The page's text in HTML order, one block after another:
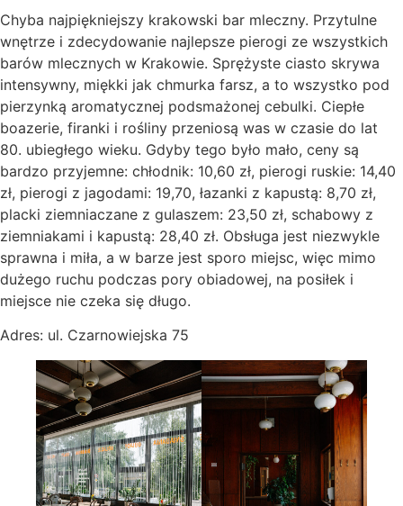
Chyba najpiękniejszy krakowski bar mleczny. Przytulne
wnętrze i zdecydowanie najlepsze pierogi ze wszystkich
barów mlecznych w Krakowie. Sprężyste ciasto skrywa
intensywny, miękki jak chmurka farsz, a to wszystko pod
pierzynką aromatycznej podsmażonej cebulki. Ciepłe
boazerie, firanki i rośliny przeniosą was w czasie do lat
80. ubiegłego wieku. Gdyby tego było mało, ceny są
bardzo przyjemne: chłodnik: 10,60 zł, pierogi ruskie: 14,40
zł, pierogi z jagodami: 19,70, łazanki z kapustą: 8,70 zł,
placki ziemniaczane z gulaszem: 23,50 zł, schabowy z
ziemniakami i kapustą: 28,40 zł. Obsługa jest niezwykle
sprawna i miła, a w barze jest sporo miejsc, więc mimo
dużego ruchu podczas pory obiadowej, na posiłek i
miejsce nie czeka się długo.
Adres: ul. Czarnowiejska 75